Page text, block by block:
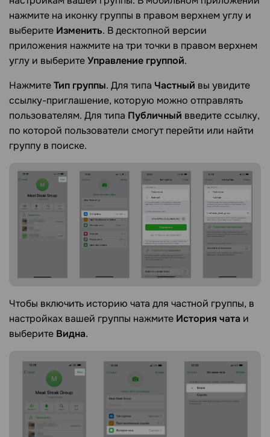
нажмите на иконку группы в правом верхнем углу и
выберите Изменить. В десктопной версии
приложения нажмите на три точки в правом верхнем
углу и выберитеУправление группой.
НажмитеТип группы. Для типа Частный вы увидите
ссылку-приглашение, которую можно отправлять
пользователям. Для типа Публичный введите ссылку,
по которой пользователи смогут перейти или найти
группу в поиске.
Чтобы включить историю чата для частной группы, в
настройках вашей группы нажмите История чата и
выберите Видна.